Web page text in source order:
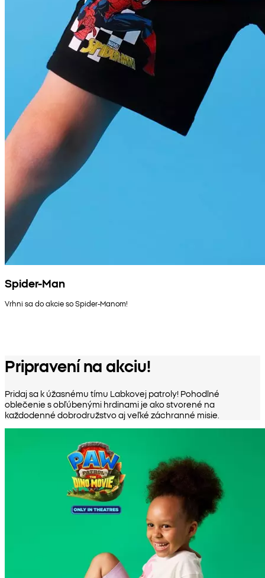
Spider-Man
Vrhni sa do akcie so Spider-Manom!
Pripravení na akciu!
Pridaj sa k úžasnému tímu Labkovej patroly! Pohodlné
oblečenie s obľúbenými hrdinami je ako stvorené na
každodenné dobrodružstvo aj veľké záchranné misie.